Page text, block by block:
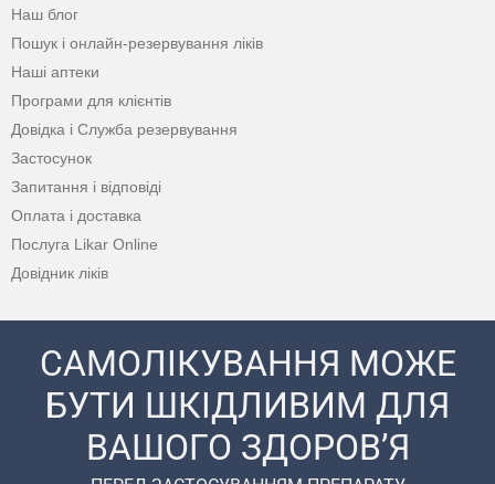
Наш блог
Пошук і онлайн-резервування ліків
Наші аптеки
Програми для клієнтів
Довідка і Служба резервування
Застосунок
Запитання і відповіді
Оплата і доставка
Послуга Likar Online
Довідник ліків
САМОЛІКУВАННЯ МОЖЕ
БУТИ ШКІДЛИВИМ ДЛЯ
ВАШОГО ЗДОРОВ’Я